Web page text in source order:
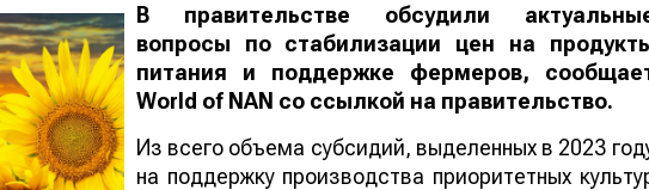
В правительстве обсудили
вопросы по стабилизации цен на
питания и поддержке фермеров,
World of NAN со ссылкой на правительство.
Из всего объема субсидий, выделенных в 2023
на поддержку производства приоритетных